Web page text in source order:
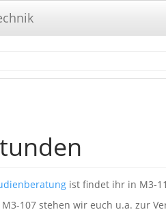
ist findet ihr in M3-
107 stehen wir euch u.a. zur